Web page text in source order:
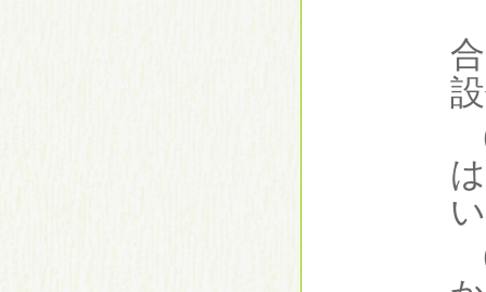
（２）
（３）